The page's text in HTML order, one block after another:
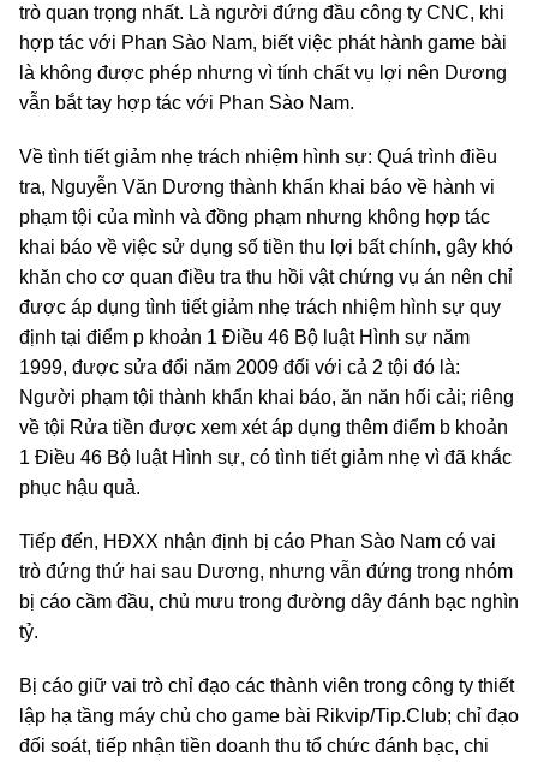
trò quan trọng nhất. Là người đứng đầu công ty CNC, khi
hợp tác với Phan Sào Nam, biết việc phát hành game bài
là không được phép nhưng vì tính chất vụ lợi nên Dương
vẫn bắt tay hợp tác với Phan Sào Nam.
Về tình tiết giảm nhẹ trách nhiệm hình sự: Quá trình điều
tra, Nguyễn Văn Dương thành khẩn khai báo về hành vi
phạm tội của mình và đồng phạm nhưng không hợp tác
khai báo về việc sử dụng số tiền thu lợi bất chính, gây khó
khăn cho cơ quan điều tra thu hồi vật chứng vụ án nên chỉ
được áp dụng tình tiết giảm nhẹ trách nhiệm hình sự quy
định tại điểm p khoản 1 Điều 46 Bộ luật Hình sự năm
1999, được sửa đổi năm 2009 đối với cả 2 tội đó là:
Người phạm tội thành khẩn khai báo, ăn năn hối cải; riêng
về tội Rửa tiền được xem xét áp dụng thêm điểm b khoản
1 Điều 46 Bộ luật Hình sự, có tình tiết giảm nhẹ vì đã khắc
phục hậu quả.
Tiếp đến, HĐXX nhận định bị cáo Phan Sào Nam có vai
trò đứng thứ hai sau Dương, nhưng vẫn đứng trong nhóm
bị cáo cầm đầu, chủ mưu trong đường dây đánh bạc nghìn
tỷ.
Bị cáo giữ vai trò chỉ đạo các thành viên trong công ty thiết
lập hạ tầng máy chủ cho game bài Rikvip/Tip.Club; chỉ đạo
đối soát, tiếp nhận tiền doanh thu tổ chức đánh bạc, chi